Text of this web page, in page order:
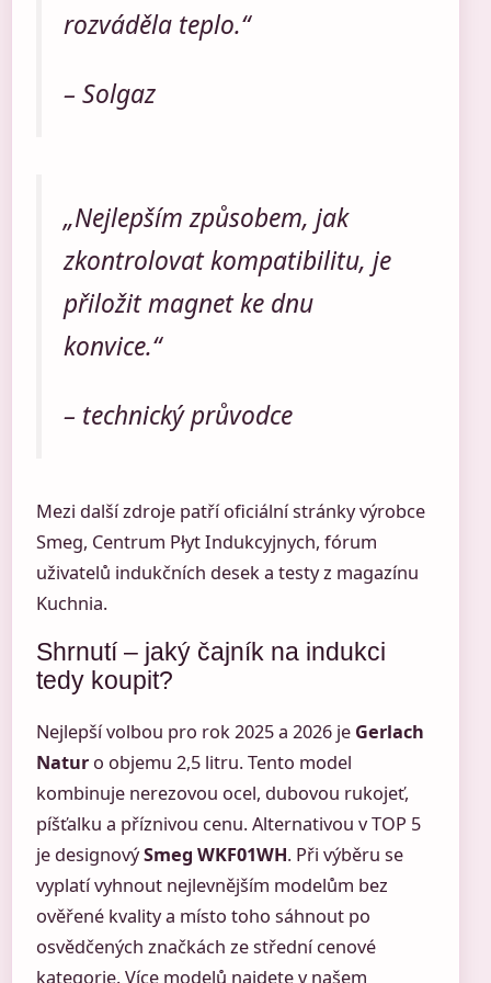
rozváděla teplo.“
– Solgaz
„Nejlepším způsobem, jak
zkontrolovat kompatibilitu, je
přiložit magnet ke dnu
konvice.“
– technický průvodce
Mezi další zdroje patří oficiální stránky výrobce
Smeg, Centrum Płyt Indukcyjnych, fórum
uživatelů indukčních desek a testy z magazínu
Kuchnia.
Shrnutí – jaký čajník na indukci
tedy koupit?
Nejlepší volbou pro rok 2025 a 2026 je Gerlach
Natur o objemu 2,5 litru. Tento model
kombinuje nerezovou ocel, dubovou rukojeť,
píšťalku a příznivou cenu. Alternativou v TOP 5
je designovýSmeg WKF01WH. Při výběru se
vyplatí vyhnout nejlevnějším modelům bez
ověřené kvality a místo toho sáhnout po
osvědčených značkách ze střední cenové
kategorie. Více modelů najdete v našem